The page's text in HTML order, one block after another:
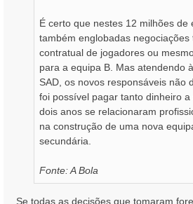
É certo que nestes 12 milhões de
também englobadas
contratual de jogadores ou
para a equipa B. Mas atendendo
SAD, os novos responsáveis não
foi possível pagar tanto dinheiro
dois anos se relacionaram
na construção de uma nova
secundária.
Fonte: A Bola
Se todas as decisões que tomaram